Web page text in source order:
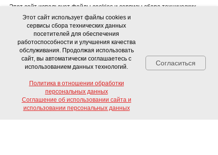
Этот сайт использует файлы cookies и сервисы сбора технических
данных посетителей для обеспечения работоспособности и
улучшения качества обслуживания. Продолжая использовать сайт, вы
автоматически соглашаетесь с использованием данных технологий.
Политика в отношении обработки персональных данных
Соглашение об использовании сайта и использовании персональных
Согласиться
Свяжитесь с нами!
Этот сайт использует файлы cookies и
сервисы сбора технических данных
посетителей для обеспечения
работоспособности и улучшения качества
обслуживания. Продолжая использовать
сайт, вы автоматически соглашаетесь с
использованием данных технологий.
Политика в отношении обработки
персональных данных
Соглашение об использовании сайта и
использовании персональных данных
Согласиться